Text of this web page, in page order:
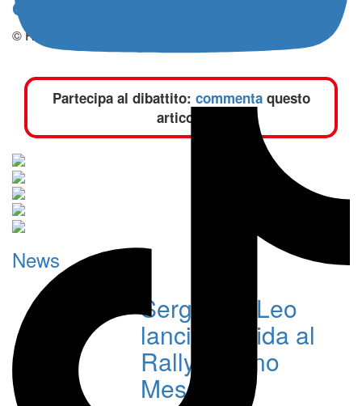
© Riproduzione Riservata
Partecipa al dibattito: commentaquesto
articolo
News
Sergio De Leo
lancia la sfida al
Rally Tirreno
Messina